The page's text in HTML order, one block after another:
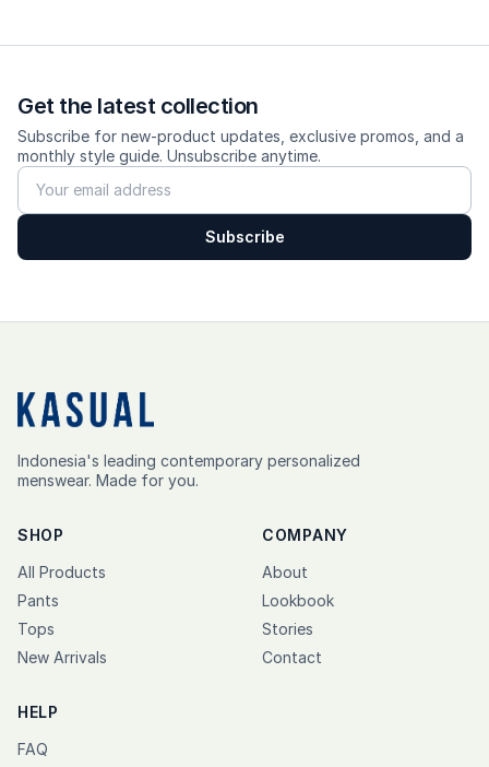
Get the latest collection
Subscribe for new-product updates, exclusive promos, and a
monthly style guide. Unsubscribe anytime.
Subscribe
Indonesia's leading contemporary personalized
menswear. Made for you.
SHOP
All Products
Pants
Tops
New Arrivals
COMPANY
About
Lookbook
Stories
Contact
HELP
FAQ